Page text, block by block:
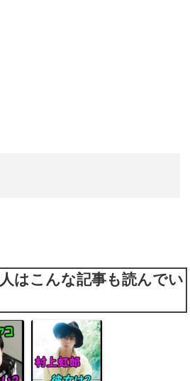
はこんな記事も読んでい